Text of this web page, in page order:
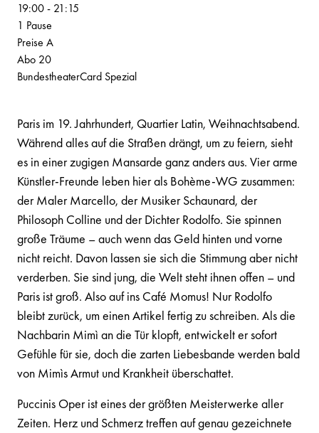
Paris im 19. Jahrhundert, Quartier Latin, Weihnachtsabend.
Während alles auf die Straßen drängt, um zu feiern, sieht
es in einer zugigen Mansarde ganz anders aus. Vier arme
Künstler-Freunde leben hier als Bohème-WG zusammen:
der Maler Marcello, der Musiker Schaunard, der
Philosoph Colline und der Dichter Rodolfo. Sie spinnen
große Träume – auch wenn das Geld hinten und vorne
nicht reicht. Davon lassen sie sich die Stimmung aber nicht
verderben. Sie sind jung, die Welt steht ihnen offen – und
Paris ist groß. Also auf ins Café Momus! Nur Rodolfo
bleibt zurück, um einen Artikel fertig zu schreiben. Als die
Nachbarin Mimì an die Tür klopft, entwickelt er sofort
Gefühle für sie, doch die zarten Liebesbande werden bald
von Mimìs Armut und Krankheit überschattet.
Puccinis Oper ist eines der größten Meisterwerke aller
Zeiten. Herz und Schmerz treffen auf genau gezeichnete
19:00- 21:15
1 Pause
Preise A
Abo 20
BundestheaterCard Spezial